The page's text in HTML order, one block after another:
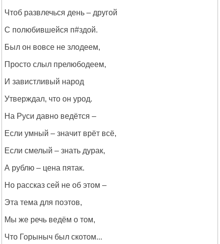
Чтоб развлечься день – другой
С полюбившейся п#здой.
Был он вовсе не злодеем,
Просто слыл прелюбодеем,
И завистливый народ
Утверждал, что он урод.
На Руси давно ведётся –
Если умный – значит врёт всё,
Если смелый – знать дурак,
А рублю – цена пятак.
Но рассказ сей не об этом –
Эта тема для поэтов,
Мы же речь ведём о том,
Что Горыныч был скотом...